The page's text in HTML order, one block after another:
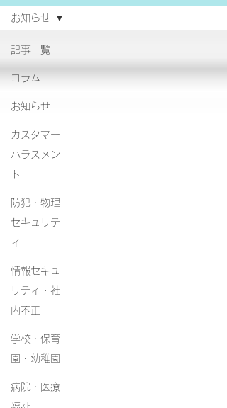
記事一覧
コラム
お知らせ
カスタマー
ハラスメン
ト
防犯・物理
セキュリテ
ィ
情報セキュ
リティ・社
内不正
学校・保育
園・幼稚園
病院・医療
お知らせ